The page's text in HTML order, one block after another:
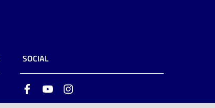
SOCIAL
FacebookYoutube